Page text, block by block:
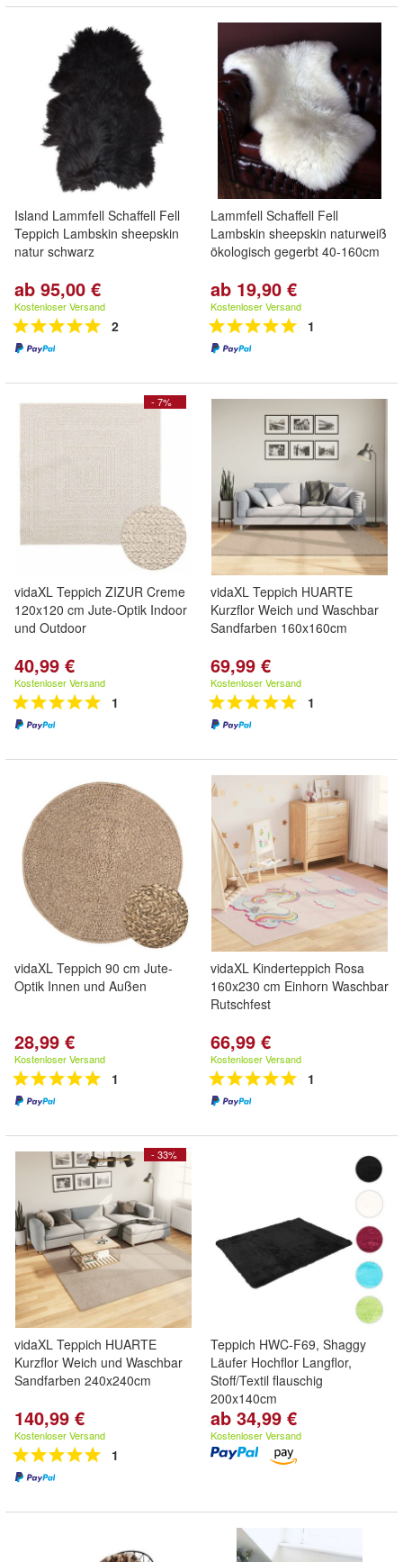
Island Lammfell Schaffell Fell
Teppich Lambskin sheepskin
natur schwarz
ab 95,00 €
Kostenloser Versand
2
Lammfell Schaffell Fell
Lambskin sheepskin naturweiß
ökologisch gegerbt 40-160cm
ab 19,90 €
Kostenloser Versand
1
- 7%
vidaXL Teppich ZIZUR Creme
120x120 cm Jute-Optik Indoor
und Outdoor
40,99 €
Kostenloser Versand
1
vidaXL Teppich HUARTE
Kurzflor Weich und Waschbar
Sandfarben 160x160cm
69,99 €
Kostenloser Versand
1
vidaXL Teppich 90 cm Jute-
Optik Innen und Außen
28,99 €
Kostenloser Versand
1
vidaXL Kinderteppich Rosa
160x230 cm Einhorn Waschbar
Rutschfest
66,99 €
Kostenloser Versand
1
- 33%
vidaXL Teppich HUARTE
Kurzflor Weich und Waschbar
Sandfarben 240x240cm
140,99 €
Kostenloser Versand
1
Teppich HWC-F69, Shaggy
Läufer Hochflor Langflor,
Stoff/Textil flauschig
200x140cm
ab 34,99 €
Kostenloser Versand